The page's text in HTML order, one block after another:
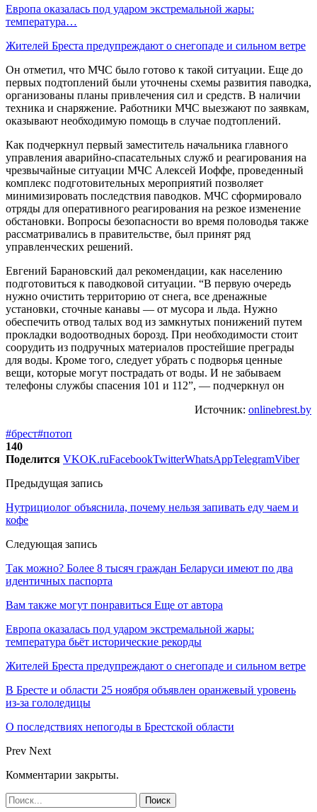
Европа оказалась под ударом экстремальной жары:
температура…
Жителей Бреста предупреждают о снегопаде и сильном ветре
Он отметил, что МЧС было готово к такой ситуации. Еще до
первых подтоплений были уточнены схемы развития паводка,
организованы планы привлечения сил и средств. В наличии
техника и снаряжение. Работники МЧС выезжают по заявкам,
оказывают необходимую помощь в случае подтоплений.
Как подчеркнул первый заместитель начальника главного
управления аварийно-спасательных служб и реагирования на
чрезвычайные ситуации МЧС Алексей Иоффе, проведенный
комплекс подготовительных мероприятий позволяет
минимизировать последствия паводков. МЧС сформировало
отряды для оперативного реагирования на резкое изменение
обстановки. Вопросы безопасности во время половодья также
рассматривались в правительстве, был принят ряд
управленческих решений.
Евгений Барановский дал рекомендации, как населению
подготовиться к паводковой ситуации. “В первую очередь
нужно очистить территорию от снега, все дренажные
установки, сточные канавы — от мусора и льда. Нужно
обеспечить отвод талых вод из замкнутых понижений путем
прокладки водоотводных борозд. При необходимости стоит
соорудить из подручных материалов простейшие преграды
для воды. Кроме того, следует убрать с подворья ценные
вещи, которые могут пострадать от воды. И не забываем
телефоны службы спасения 101 и 112”, — подчеркнул он
Источник: onlinebrest.by
#брест#потоп
140
Поделится VKOK.ruFacebookTwitterWhatsAppTelegramViber
Предыдущая запись
Нутрициолог объяснила, почему нельзя запивать еду чаем и
кофе
Следующая запись
Так можно? Более 8 тысяч граждан Беларуси имеют по два
идентичных паспорта
Вам также могут понравиться Еще от автора
Европа оказалась под ударом экстремальной жары:
температура бьёт исторические рекорды
Жителей Бреста предупреждают о снегопаде и сильном ветре
В Бресте и области 25 ноября объявлен оранжевый уровень
из-за гололедицы
О последствиях непогоды в Брестской области
Prev Next
Комментарии закрыты.